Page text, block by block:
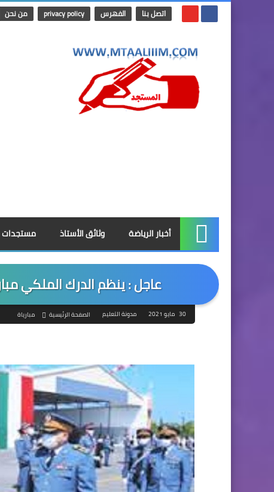
اتصل بنا الفهرس privacy policy من نحن
الرئيسية
أخبار الرياضة وثائق الأستاذ مستجدات
عاجل : ينظم الدرك الملكي
30 مايو 2021 مدونة التعليم الصفحة الرئيسية مبارياة